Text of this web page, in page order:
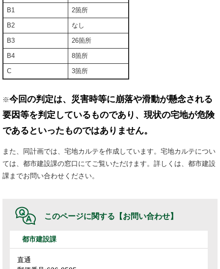
B1 2箇所
B2 なし
B3 26箇所
B4 8箇所
C 3箇所
※今回の判定は、災害時等に崩落や滑動が懸念される
要因等を判定しているものであり、現状の宅地が危険
であるといったものではありません。
また、同計画では、宅地カルテを作成しています。宅地カルテについ
ては、都市建設課の窓口にてご覧いただけます。詳しくは、都市建設
課までお問い合わせください。
このページに関する 【お問い合わせ】
都市建設課
直通